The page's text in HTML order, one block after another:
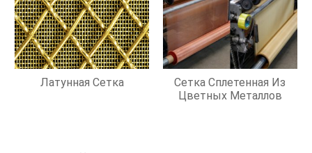
Латунная Сетка
Сетка Сплетенная Из
Цветных Металлов